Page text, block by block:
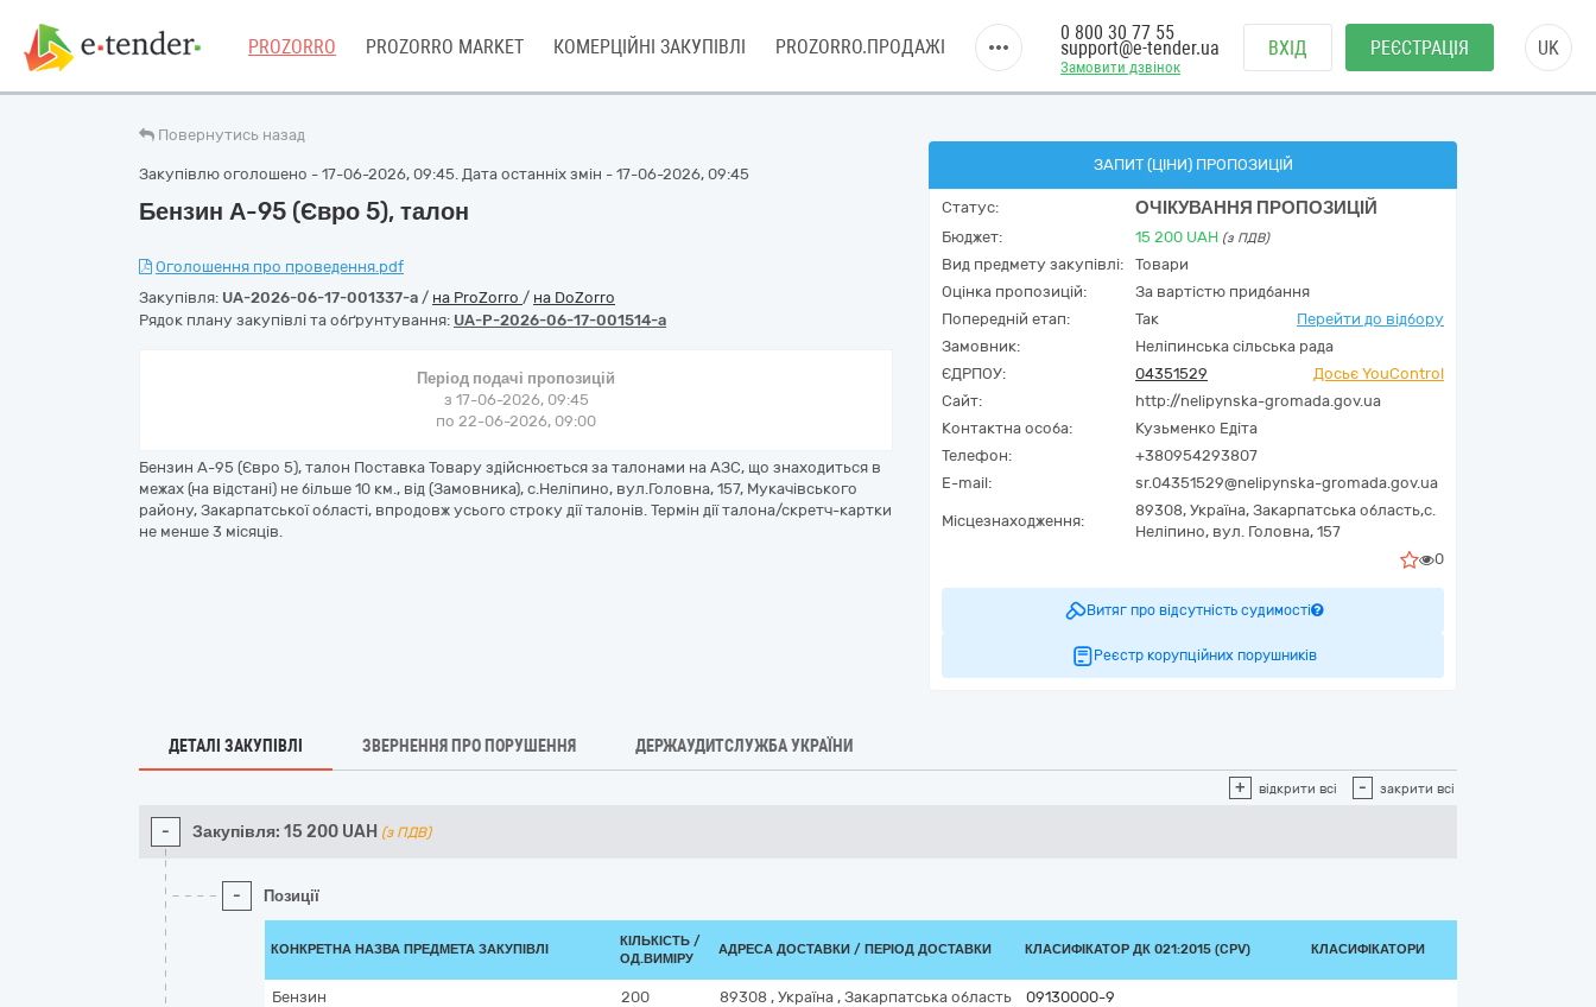
PROZORRO PROZORRO MARKET КОМЕРЦІЙНІ ЗАКУПІВЛІ PROZORRO.ПРОДАЖІ
Замовити дзвінок
0 800 30 77 55
support@e-tender.ua ВХІД РЕЄСТРАЦІЯ UK
Повернутись назад
Закупівлю оголошено - 17-06-2026, 09:45. Дата останніх змін - 17-06-2026, 09:45
Бензин А-95 (Євро 5), талон
Оголошення про проведення.pdf
Закупівля: UA-2026-06-17-001337-a / на ProZorro / на DoZorro
Рядок плану закупівлі та обґрунтування: UA-P-2026-06-17-001514-a
Період подачі пропозицій
з 17-06-2026, 09:45
по 22-06-2026, 09:00
Бензин А-95 (Євро 5), талон Поставка Товару здійснюється за талонами на АЗС, що знаходиться в
межах (на відстані) не більше 10 км., від (Замовника), с.Неліпино, вул.Головна, 157, Мукачівського
району, Закарпатської області, впродовж усього строку дії талонів. Термін дії талона/скретч-картки
не менше 3 місяців.
ЗАПИТ (ЦІНИ) ПРОПОЗИЦІЙ
Статус: ОЧІКУВАННЯ ПРОПОЗИЦІЙ
Бюджет: 15 200 UAH (з ПДВ)
Вид предмету закупівлі:
Товари
Оцінка пропозицій:
За вартістю придбання
Попередній етап:
Так
Перейти до відбору
Замовник:
Неліпинська сільська рада
ЄДРПОУ:
04351529
Досьє YouControl
Сайт:
http://nelipynska-gromada.gov.ua
Контактна особа:
Кузьменко Едіта
Телефон:
+380954293807
E-mail:
sr.04351529@nelipynska-gromada.gov.ua
Місцезнаходження:
89308, Україна, Закарпатська область,с.
Неліпино, вул. Головна, 157
0
Витяг про відсутність судимості
Реєстр корупційних порушників
ДЕТАЛІ ЗАКУПІВЛІ ЗВЕРНЕННЯ ПРО ПОРУШЕННЯ ДЕРЖАУДИТСЛУЖБА УКРАЇНИ
+ відкрити всі - закрити всі
- Закупівля: 15 200 UAH (з ПДВ)
- Позиції
КОНКРЕТНА НАЗВА ПРЕДМЕТА ЗАКУПІВЛІ
КІЛЬКІСТЬ /
ОД.ВИМІРУ
АДРЕСА ДОСТАВКИ / ПЕРІОД ДОСТАВКИ КЛАСИФІКАТОР ДК 021:2015 (CPV) КЛАСИФІКАТОРИ
Бензин
200
89308 , Україна , Закарпатська область
09130000-9